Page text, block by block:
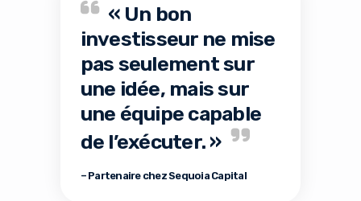
« Un bon
investisseur ne mise
pas seulement sur
une idée, mais sur
une équipe capable
de l’exécuter. »
– Partenaire chez Sequoia Capital